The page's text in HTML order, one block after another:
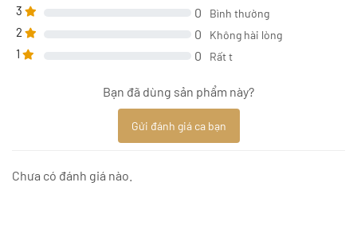
3 0 Bình thường
2 0 Không hài lòng
1 0 Rất t
Bạn đã dùng sản phẩm này?
Gửi đánh giá ca bạn
Chưa có đánh giá nào.